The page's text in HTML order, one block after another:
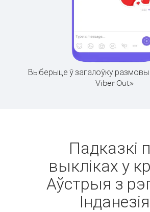
Выберыце ў загалоўку размовы
Viber Out»
Падказкі
выкліках у
Аўстрыя з
Інданезія